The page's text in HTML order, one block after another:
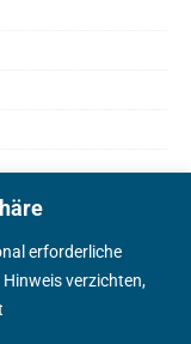
erforderliche
verzichten,